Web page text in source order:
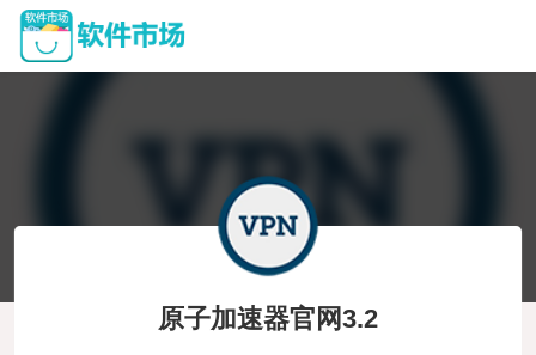
原子加速器官网3.2